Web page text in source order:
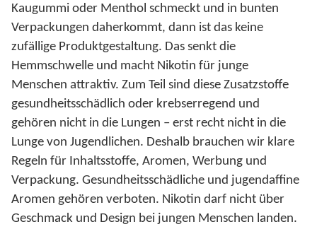
Kaugummi oder Menthol schmeckt und in bunten
Verpackungen daherkommt, dann ist das keine
zufällige Produktgestaltung. Das senkt die
Hemmschwelle und macht Nikotin für junge
Menschen attraktiv. Zum Teil sind diese Zusatzstoffe
gesundheitsschädlich oder krebserregend und
gehören nicht in die Lungen – erst recht nicht in die
Lunge von Jugendlichen. Deshalb brauchen wir klare
Regeln für Inhaltsstoffe, Aromen, Werbung und
Verpackung. Gesundheitsschädliche und jugendaffine
Aromen gehören verboten. Nikotin darf nicht über
Geschmack und Design bei jungen Menschen landen.